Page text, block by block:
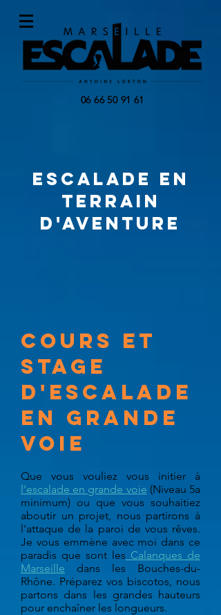
06 66 50 91 61
Escalade en
terrain
d'aventure
Cours et
stage
d'Escalade
en Grande
Voie
Que vous vouliez vous initier à
l'escalade en grande voie (Niveau 5a
minimum) ou que vous souhaitiez
aboutir un projet, nous partirons à
l'attaque de la paroi de vous rêves.
Je vous emmène avec moi dans ce
paradis que sont les Calanques de
Marseille dans les Bouches-du-
Rhône. Préparez vos biscotos, nous
partons dans les grandes hauteurs
pour enchaîner les longueurs.